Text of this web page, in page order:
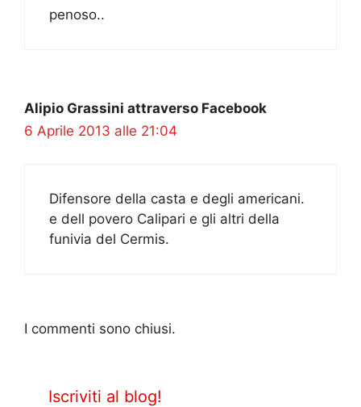
penoso..
Alipio Grassini attraverso Facebook
6 Aprile 2013 alle 21:04
Difensore della casta e degli americani.
e dell povero Calipari e gli altri della
funivia del Cermis.
I commenti sono chiusi.
Iscriviti al blog!